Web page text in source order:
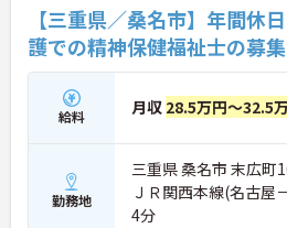
★おすすめPOINT★
・生活支援員からスタートし、サービ
やエリアマネージャーへと続く明確な
プの道筋が用意されています。急成長
るためポストも豊富にあり、専門性を
ネジメント職への挑戦も視野に入れて
す。
・年間休日114日、残業月平均10時間
業環境に加え、産前産後休暇や育児休
かりと整備されています。オンとオフ
明確にし、心身ともに充実した状態で長
【三重県／桑名市】年間
護での精神保健福祉士の募
給料 月収 28.5万円～32.5
勤務地
三重県 桑名市 末広町
ＪＲ関西本線(名古屋
4分